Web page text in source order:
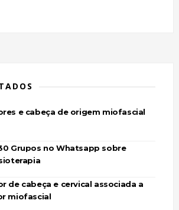
e cabeça de origem miofascial
Grupos no Whatsapp sobre
de cabeça e cervical associada a
miofascial